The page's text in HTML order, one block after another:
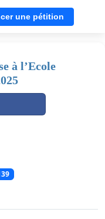
une pétition
à l’Ecole